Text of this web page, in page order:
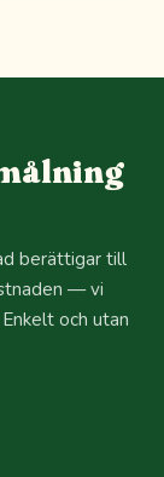
berättigar till
— vi
och utan